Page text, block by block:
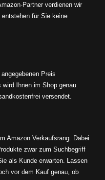
Partner verdienen wir
für Sie keine
Preis
Ihnen im Shop genau
versendet.
Amazon Verkaufsrang. Dabei
zwar zum Suchbegriff
als Kunde erwarten. Lassen
vor dem Kauf genau, ob